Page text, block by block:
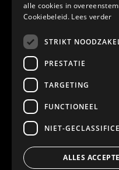
alle cookies in
Cookiebeleid. Lees verder
STRIKT
PRESTATIE
TARGETING
FUNCTIONEEL
NIET-
ALLES